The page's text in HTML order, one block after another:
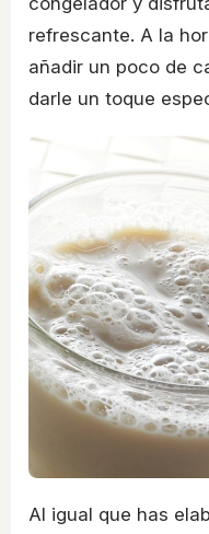
refrescante. A la
añadir un poco de
darle un toque
Al igual que has